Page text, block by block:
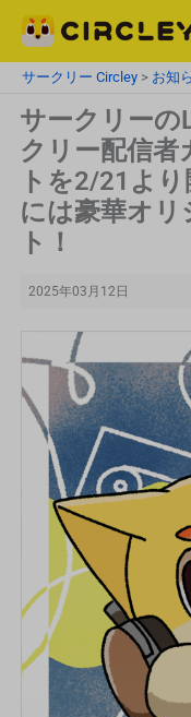
を
サークリー Circley > お知
サークリーの
クリー配信
トを2/21よ
には豪華オ
ト！
2025年03月12日